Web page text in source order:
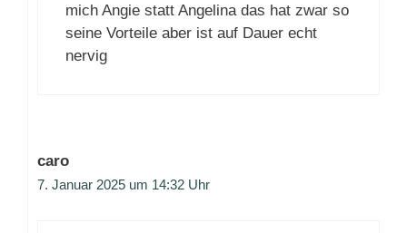
mich Angie statt Angelina das hat zwar so
seine Vorteile aber ist auf Dauer echt
nervig
caro
7. Januar 2025 um 14:32 Uhr